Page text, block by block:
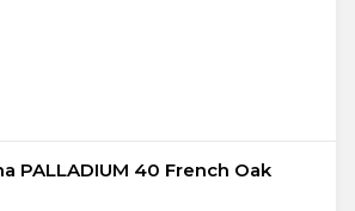
PALLADIUM 40 French Oak